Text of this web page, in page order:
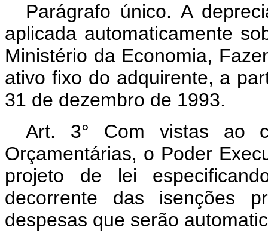
Parágrafo único. A
aplicada automaticamente
Ministério da Economia,
ativo fixo do adquirente, a
31 de dezembro de 1993.
Art. 3° Com vistas ao
Orçamentárias, o Poder
projeto de lei
decorrente das isenções
despesas que serão